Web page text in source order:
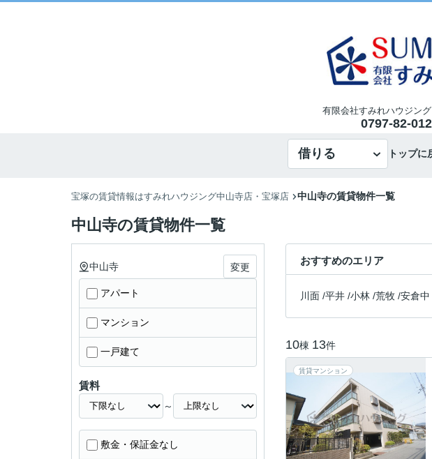
有限会社すみれハウジン
0797-82-
借りる トップ
宝塚の賃貸情報はすみれハウジング中山寺店・宝塚店 中山寺の賃貸物件一覧
中山寺の賃貸物件一覧
おすすめのエリア
川面 /平井 /小林 /荒牧 /安倉中
10棟 13件
賃貸マンション
中山寺 変更
アパート
マンション
一戸建て
賃料
～
敷金・保証金なし